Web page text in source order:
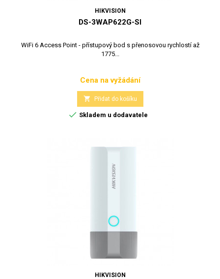
HIKVISION
DS-3WAP622G-SI
WiFi 6 Access Point - přístupový bod s přenosovou rychlostí až
1775...
Cena
Cena na vyžádání
 Přidat do košíku
 Skladem u dodavatele
HIKVISION